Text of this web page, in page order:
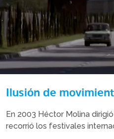
Ilusión de
En 2003 Héctor Molina
recorrió los festivales